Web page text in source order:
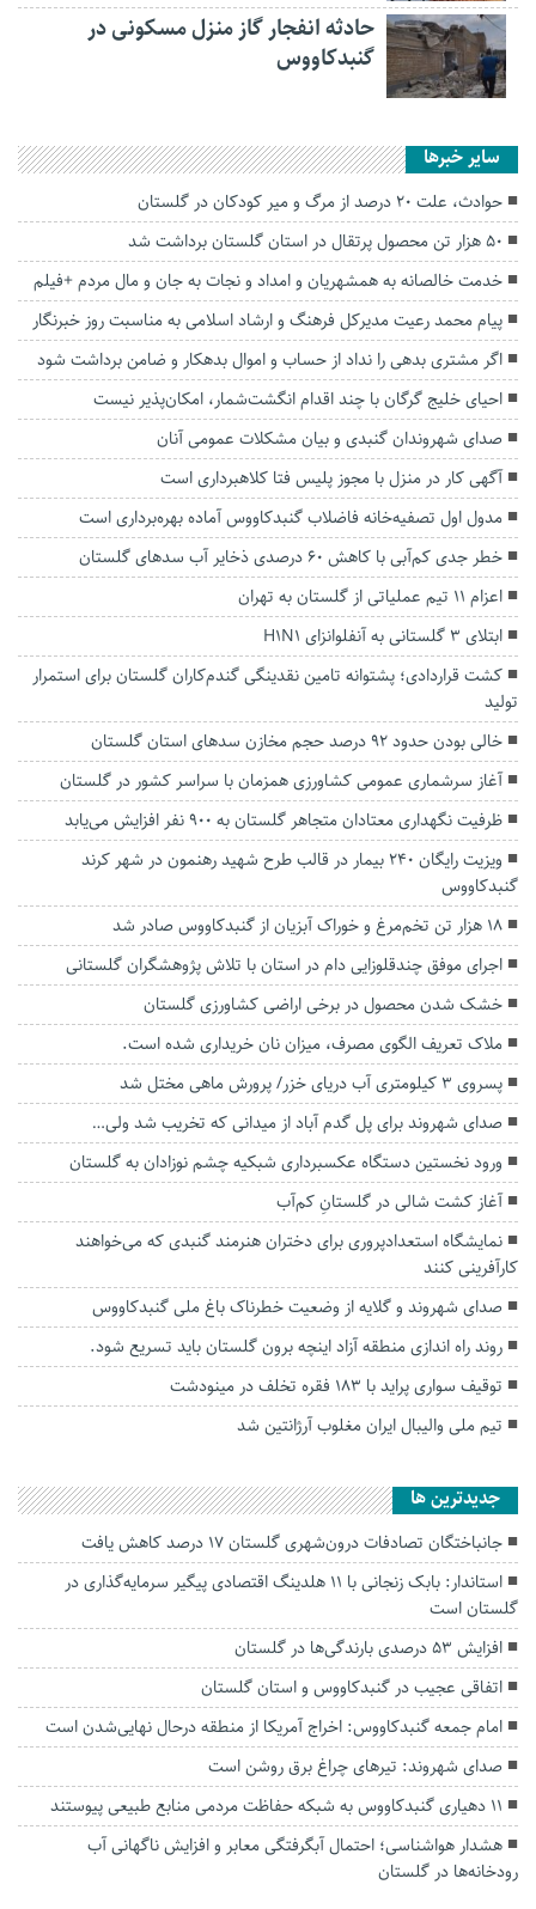
حادثه انفجار گاز منزل مسکونی در
گنبدکاووس
سایر خبرها
حوادث، علت ۲۰ درصد از مرگ‌ و‌ میر کودکان در گلستان
۵۰ هزار تن محصول پرتقال در استان گلستان برداشت شد
خدمت خالصانه به همشهریان و امداد و نجات به جان و مال مردم +فیلم
پیام محمد رعیت مدیرکل فرهنگ و ارشاد اسلامی به مناسبت روز خبرنگار
اگر مشتری بدهی را نداد از حساب و اموال بدهکار و ضامن برداشت شود
احیای خلیج گرگان با چند اقدام انگشت‌شمار، امکان‌پذیر نیست
صدای شهروندان گنبدی و بیان مشکلات عمومی آنان
آگهی کار در منزل با مجوز پلیس فتا کلاهبرداری است
مدول اول تصفیه‌خانه فاضلاب گنبدکاووس آماده بهره‌برداری است
خطر جدی کم‌آبی با کاهش ۶۰ درصدی ذخایر آب سدهای گلستان
اعزام ۱۱ تیم عملیاتی از گلستان به تهران
ابتلای ۳ گلستانی به آنفلوانزای H1N1
کشت قراردادی؛ پشتوانه تامین نقدینگی گندم‌کاران گلستان برای استمرار
تولید
خالی بودن حدود ۹۲ درصد حجم مخازن سد‌های استان گلستان
آغاز سرشماری عمومی کشاورزی همزمان با سراسر کشور در گلستان
ظرفیت نگهداری معتادان متجاهر گلستان به ۹۰۰ نفر افزایش می‌یابد
ویزیت رایگان ۲۴۰ بیمار در قالب طرح شهید رهنمون در شهر کرند
گنبدکاووس
۱۸ هزار تن تخم‌مرغ و خوراک آبزیان از گنبدکاووس صادر شد
اجرای موفق چندقلوزایی دام در استان با تلاش پژوهشگران گلستانی
خشک شدن محصول در برخی اراضی کشاورزی گلستان
ملاک تعریف الگوی مصرف، میزان نان خریداری شده است.
پسروی ۳ کیلومتری آب دریای خزر/ پرورش ماهی مختل شد
صدای شهروند برای پل گدم آباد از میدانی که تخریب شد ولی…
ورود نخستین دستگاه عکسبرداری شبکیه چشم نوزادان به گلستان
آغاز کشت شالی در گلستانِ کم‌آب
نمایشگاه استعدادپروری برای دختران هنرمند گنبدی که می‌خواهند
کارآفرینی کنند
صدای شهروند و گلایه از وضعیت خطرناک باغ ملی گنبدکاووس
روند راه اندازی منطقه آزاد اینچه برون گلستان باید تسریع شود.
توقیف سواری پراید با ۱۸۳ فقره تخلف در مینودشت
تیم ملی والیبال ایران مغلوب آرژانتین شد
جديدترين ها
جانباختگان تصادفات درون‌شهری گلستان ۱۷ درصد کاهش یافت
استاندار: بابک زنجانی با ۱۱ هلدینگ اقتصادی پیگیر سرمایه‌گذاری در
گلستان است
افزایش ۵۳ درصدی بارندگی‌ها در گلستان
اتفاقی عجیب در‌ گنبدکاووس و استان گلستان
امام جمعه گنبدکاووس: اخراج آمریکا از منطقه درحال نهایی‌شدن است
صدای شهروند: تیرهای چراغ برق روشن است
۱۱ دهیاری گنبدکاووس به شبکه حفاظت مردمی منابع طبیعی پیوستند
هشدار هواشناسی؛ احتمال آبگرفتگی معابر و افزایش ناگهانی آب
رودخانه‌ها در گلستان